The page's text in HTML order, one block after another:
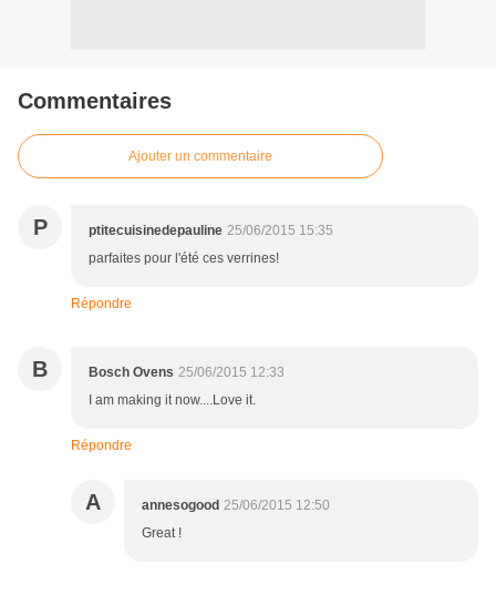
Commentaires
Ajouter un commentaire
P ptitecuisinedepauline 25/06/2015 15:35
parfaites pour l'été ces verrines!
Répondre
B Bosch Ovens 25/06/2015 12:33
I am making it now....Love it.
Répondre
A annesogood 25/06/2015 12:50
Great !